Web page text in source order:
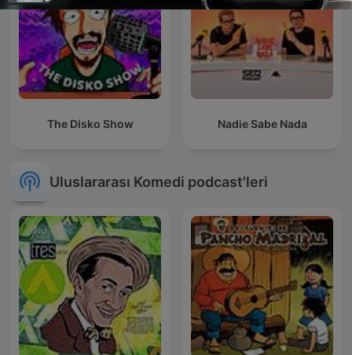
The Disko Show Nadie Sabe Nada
Uluslararası Komedi podcast'leri